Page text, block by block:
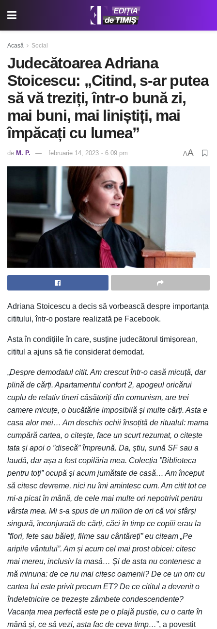
Acasă Social
Judecătoarea Adriana
Stoicescu: „Citind, s-ar putea
să vă treziți, într-o bună zi,
mai buni, mai liniștiți, mai
împăcați cu lumea”
de M. P. februarie 14, 2023 ◦ 6:09 pm AA
Adriana Stoicescu a decis să vorbească despre importanța
cititului, într-o postare realizată pe Facebook.
Asta în condițiile în care, susține judecătorul timișorean,
cititul a ajuns să fie considerat demodat.
„Despre demodatul citit. Am crescut într-o casă micuță, dar
plină de cărți. Apartamentul confort 2, apogeul oricărui
cuplu de relativ tineri căsătoriți din comunism, are trei
camere micuțe, o bucătărie imposibilă și multe cărți. Asta e
casa alor mei… Am deschis ochii însoțită de ritualul: mama
cumpără cartea, o citește, face un scurt rezumat, o citește
tata și apoi o ”disecă” împreună. Da, știu, sună SF sau a
laudă, dar așa a fost copilăria mea. Colecția ”Biblioteca
pentru toți” ocupă și acum jumătate de casă… Am început
să citesc devreme, nici nu îmi amintesc cum. Am citit tot ce
mi-a picat în mână, de cele mai multe ori nepotrivit pentru
vârsta mea. Mi s-a spus de un milion de ori că voi sfârși
singură, înconjurată de cărți, căci în timp ce copiii erau la
”flori, fete sau băieți, filme sau cântăreți” eu citeam „Pe
aripile vântului”. Am și acum cel mai prost obicei: citesc
mai mereu, inclusiv la masă… Și de asta nu contenesc a
mă minuna: de ce nu mai citesc oamenii? De ce un om cu
cartea lui este privit precum ET? De ce cititul a devenit o
îndeletnicire ce trezește zâmbete condescendente?
Vacanța mea perfectă este pe o plajă pustie, cu o carte în
mână și, ce să vezi, asta fac de ceva timp…”, a povestit